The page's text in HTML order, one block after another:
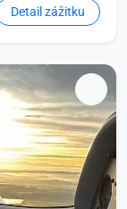
Detail zážitku